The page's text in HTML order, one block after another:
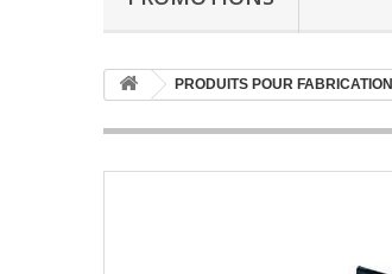
PRODUITS POUR FABRICATION